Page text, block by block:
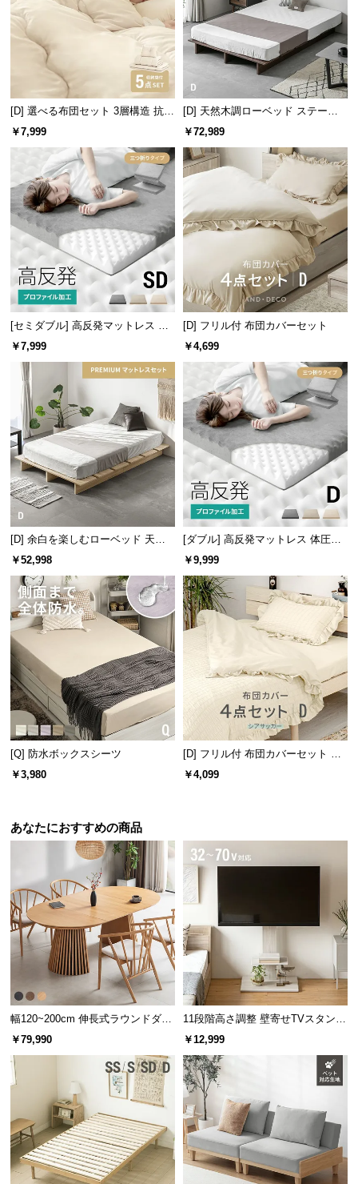
い
て
入
経
路
い
て
返
品・
キ
ャ
ン
セ
に
つ
い
て
保
証
に
つ
い
て
会
員
規
約
に
つ
い
て
様
サ
ト
お
ロ
企
枕カバー
収納ケース
オールシーズン使える掛け布団
たっぷりの空気を含んだ中綿は、ボリュームがありながらも軽く暖
か。年中心地よく使える掛け布団です。
掛布団の中綿量（約） 1.5kg
[D] 選べる布団セット 3層構造 抗菌
洗える 5点セット
￥7,999
[D] 天然木調ローベッド ステージ
ベッド 超極厚マットレス付き（余
￥72,989
[セミダブル] 高反発マットレス 体
圧分散プロファイル加工 厚さ10cm
￥7,999
[D] フリル付 布団カバーセット
￥4,699
[D] 余白を楽しむローベッド 天然
木調 ステージベッド プレミアムマ
￥52,998
[ダブル] 高反発マットレス 体圧分
散プロファイル加工 厚さ10cm 三
￥9,999
[Q] 防水ボックスシーツ
￥3,980
[D] フリル付 布団カバーセット シ
アサッカータイプ
￥4,099
あなたにおすすめの商品
幅120~200cm 伸長式ラウンドダイ
ニングテーブル 6人掛け 天然木突
板 美しい格子デザイン
￥79,990
11段階高さ調整 壁寄せTVスタンド
キャスター付き 上下左右角度調節
￥12,999